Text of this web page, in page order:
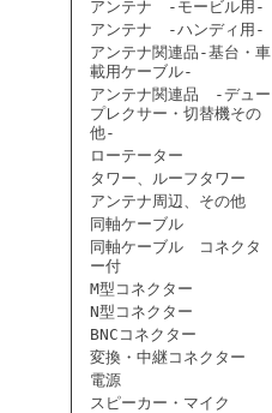
アンテナ -モービル用-
アンテナ -ハンディ用-
アンテナ関連品-基台・車
載用ケーブル-
アンテナ関連品 -デュー
プレクサー・切替機その
他-
ローテーター
タワー、ルーフタワー
アンテナ周辺、その他
同軸ケーブル
同軸ケーブル コネクタ
ー付
M型コネクター
N型コネクター
BNCコネクター
変換・中継コネクター
電源
スピーカー・マイク